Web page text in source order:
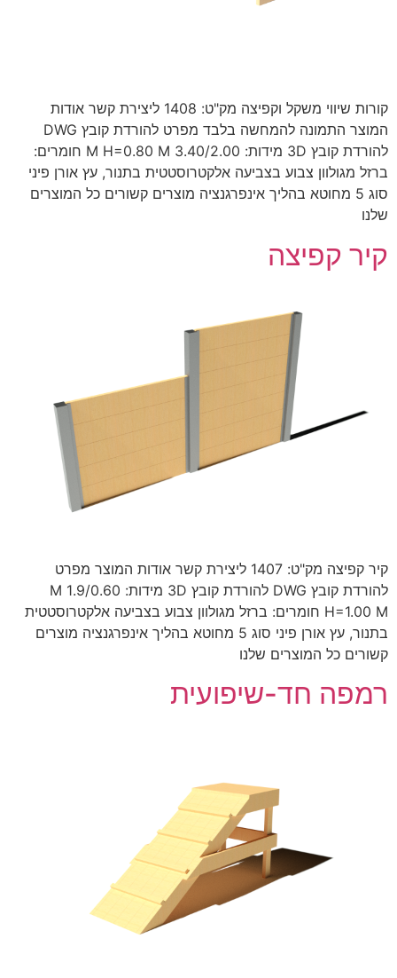
קורות שיווי משקל וקפיצה מק"ט: 1408 ליצירת קשר אודות
המוצר התמונה להמחשה בלבד מפרט להורדת קובץ DWG
להורדת קובץ 3D מידות: 3.40/2.00 M H=0.80 M חומרים:
ברזל מגולוון צבוע בצביעה אלקטרוסטטית בתנור, עץ אורן פיני
סוג 5 מחוטא בהליך אינפרגנציה מוצרים קשורים כל המוצרים
שלנו
קיר קפיצה
קיר קפיצה מק"ט: 1407 ליצירת קשר אודות המוצר מפרט
להורדת קובץ DWG להורדת קובץ 3D מידות: 1.9/0.60 M
H=1.00 M חומרים: ברזל מגולוון צבוע בצביעה אלקטרוסטטית
בתנור, עץ אורן פיני סוג 5 מחוטא בהליך אינפרגנציה מוצרים
קשורים כל המוצרים שלנו
רמפה חד-שיפועית